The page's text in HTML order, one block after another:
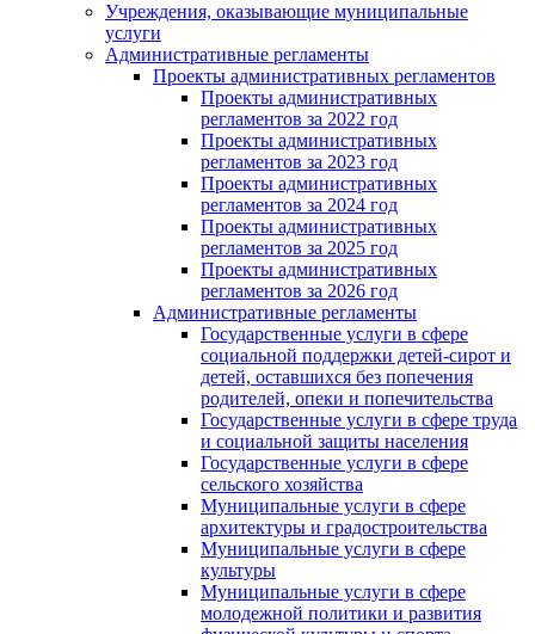
Учреждения, оказывающие муниципальные
услуги
Административные регламенты
Проекты административных регламентов
Проекты административных
регламентов за 2022 год
Проекты административных
регламентов за 2023 год
Проекты административных
регламентов за 2024 год
Проекты административных
регламентов за 2025 год
Проекты административных
регламентов за 2026 год
Административные регламенты
Государственные услуги в сфере
социальной поддержки детей-сирот и
детей, оставшихся без попечения
родителей, опеки и попечительства
Государственные услуги в сфере труда
и социальной защиты населения
Государственные услуги в сфере
сельского хозяйства
Муниципальные услуги в сфере
архитектуры и градостроительства
Муниципальные услуги в сфере
культуры
Муниципальные услуги в сфере
молодежной политики и развития